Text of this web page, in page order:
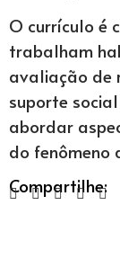
O currículo é
trabalham
avaliação de
suporte
abordar
do fenômeno
Compartilhe: